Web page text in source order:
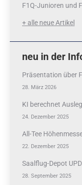
F1Q-Junioren und
+ alle neue Artikel
neu in der
Präsentation über
28. März 2026
KI berechnet
24. Dezember 2025
All-Tee
22. Dezember 2025
Saalflug-Depot
28. September 2025